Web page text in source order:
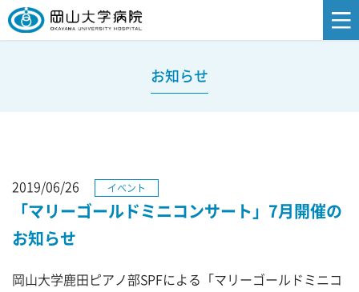
お知らせ
2019/06/26 イベント
「マリーゴールドミニコンサート」7月開催の
お知らせ
岡山大学鹿田ピアノ部SPFによる「マリーゴールドミニコ